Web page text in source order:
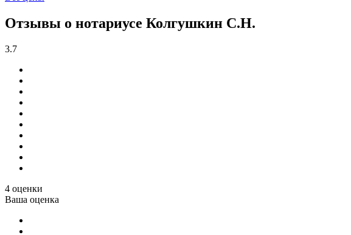
Отзывы о нотариусе Колгушкин С.Н.
3.7
4 оценки
Ваша оценка